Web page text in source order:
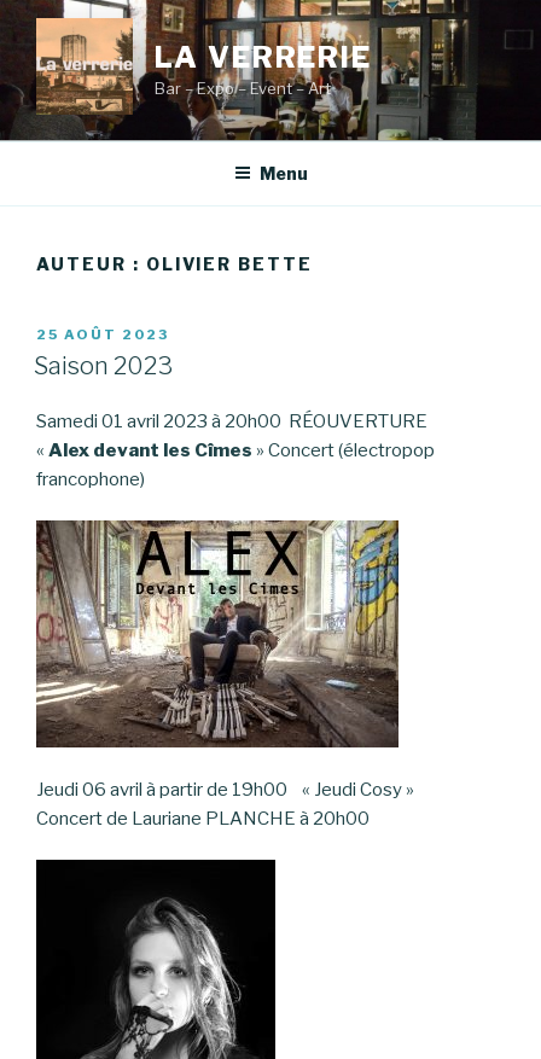
contenu
principal
LA VERRERIE
Bar – Expo – Event – Art
Menu
AUTEUR : OLIVIER BETTE
PUBLIÉ
LE
25 AOÛT 2023
Saison 2023
Samedi 01 avril 2023 à 20h00 RÉOUVERTURE
« Alex devant les Cîmes » Concert (électropop
francophone)
Jeudi 06 avril à partir de 19h00 « Jeudi Cosy »
Concert de Lauriane PLANCHE à 20h00